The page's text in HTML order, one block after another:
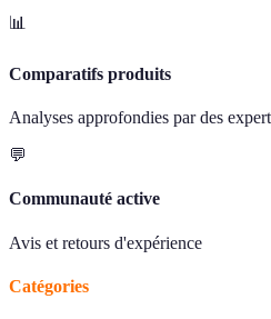
📊
Comparatifs produits
Analyses approfondies par des
💬
Communauté active
Avis et retours d'expérience
Catégories